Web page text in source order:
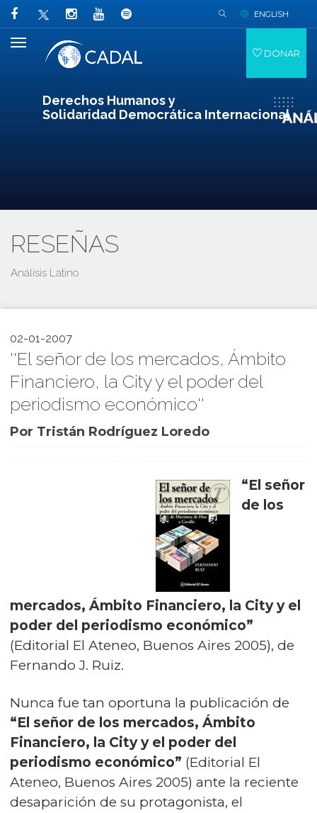
Derechos Humanos y
Solidaridad Democrática Internacional
ENGLISH
DONAR
RESEÑAS
Análisis Latino
02-01-2007
''El señor de los mercados, Ámbito
Financiero, la City y el poder del
periodismo económico''
Por Tristán Rodríguez Loredo
“El señor
de los
mercados, Ámbito Financiero, la City y el
poder del periodismo económico”
(Editorial El Ateneo, Buenos Aires 2005), de
Fernando J. Ruiz.
Nunca fue tan oportuna la publicación de
“El señor de los mercados, Ámbito
Financiero, la City y el poder del
periodismo económico” (Editorial El
Ateneo, Buenos Aires 2005) ante la reciente
desaparición de su protagonista, el